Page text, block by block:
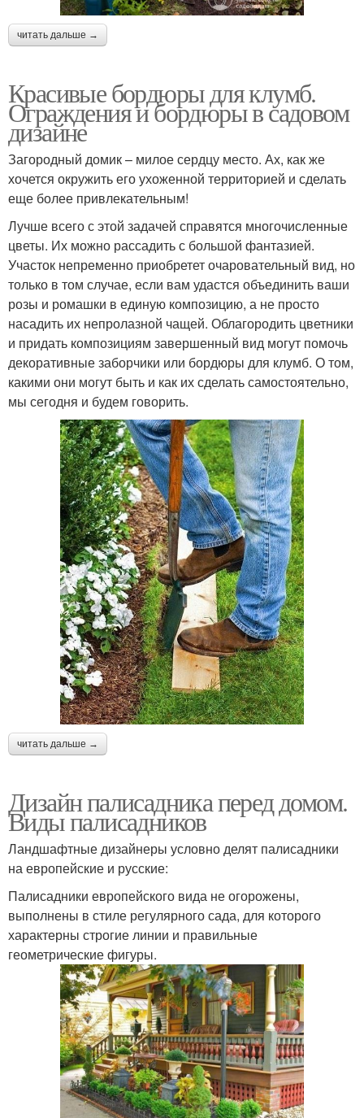
читать дальше →
Красивые бордюры для клумб.
Ограждения и бордюры в садовом
дизайне
Загородный домик – милое сердцу место. Ах, как же
хочется окружить его ухоженной территорией и сделать
еще более привлекательным!
Лучше всего с этой задачей справятся многочисленные
цветы. Их можно рассадить с большой фантазией.
Участок непременно приобретет очаровательный вид, но
только в том случае, если вам удастся объединить ваши
розы и ромашки в единую композицию, а не просто
насадить их непролазной чащей. Облагородить цветники
и придать композициям завершенный вид могут помочь
декоративные заборчики или бордюры для клумб. О том,
какими они могут быть и как их сделать самостоятельно,
мы сегодня и будем говорить.
читать дальше →
Дизайн палисадника перед домом.
Виды палисадников
Ландшафтные дизайнеры условно делят палисадники
на европейские и русские:
Палисадники европейского вида не огорожены,
выполнены в стиле регулярного сада, для которого
характерны строгие линии и правильные
геометрические фигуры.